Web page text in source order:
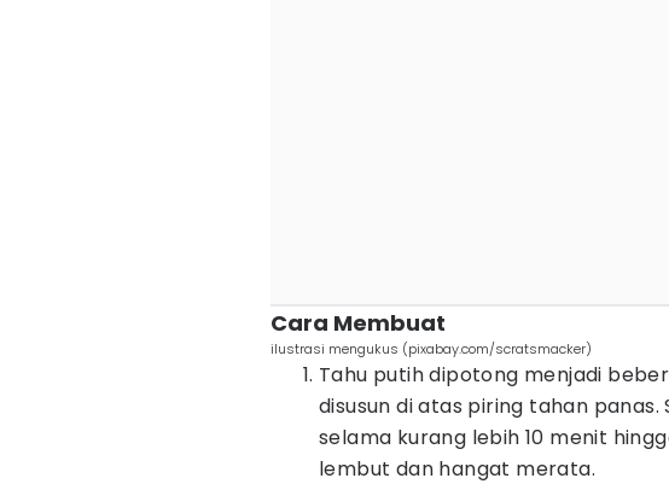
Cara Membuat
ilustrasi mengukus (pixabay.com/scratsmacker)
Tahu putih dipotong menjadi
disusun di atas piring tahan panas.
selama kurang lebih 10 menit
lembut dan hangat merata.